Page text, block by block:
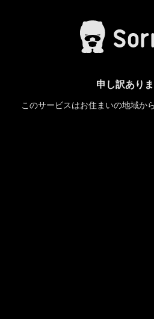
申し訳あり
このサービスはお住まいの地域か